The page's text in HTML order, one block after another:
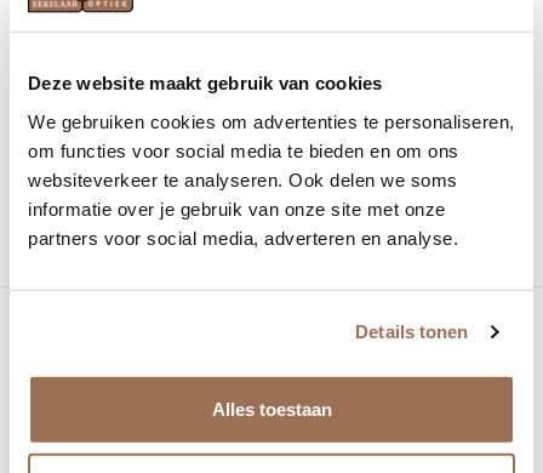
Deze website maakt gebruik van cookies
We gebruiken cookies om advertenties te personaliseren,
om functies voor social media te bieden en om ons
websiteverkeer te analyseren. Ook delen we soms
informatie over je gebruik van onze site met onze
partners voor social media, adverteren en analyse.
Details tonen
Alles toestaan
Materiaal: Acetaat
Merk: Anne et Valentin
Vorm: Achthoekig
Bredaseweg 100